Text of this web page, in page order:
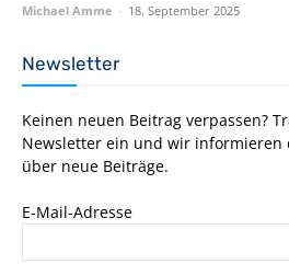
Michael Amme - 18. September 2025
Newsletter
Keinen neuen Beitrag verpassen?
Newsletter ein und wir informieren
über neue Beiträge.
E-Mail-Adresse